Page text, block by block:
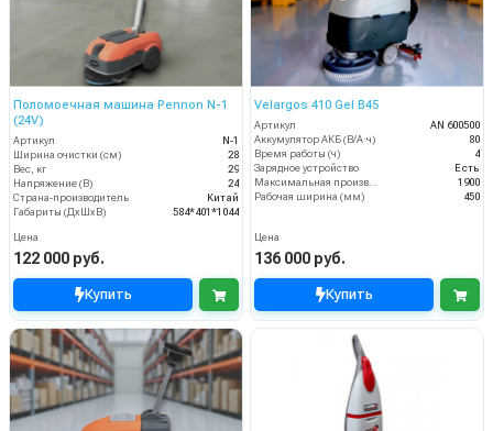
Поломоечная машина Pennon N-1
(24V)
Артикул
N-1
Ширина очистки (см)
28
Вес, кг
29
Напряжение (В)
24
Страна-производитель
Китай
Габариты (ДхШхВ)
584*401*1044
Цена
122 000 руб.
Купить
Velargos 410 Gel B45
Артикул
AN 600500
Аккумулятор АКБ (В/А·ч)
80
Время работы (ч)
4
Зарядное устройство
Есть
Максимальная производительность (кв.м/час)
1900
Рабочая ширина (мм)
450
Цена
136 000 руб.
Купить